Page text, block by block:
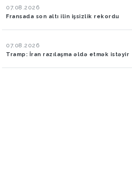
07.08.2026
Fransada son altı ilin işsizlik rekordu
07.08.2026
Tramp: İran razılaşma əldə etmək istəyir